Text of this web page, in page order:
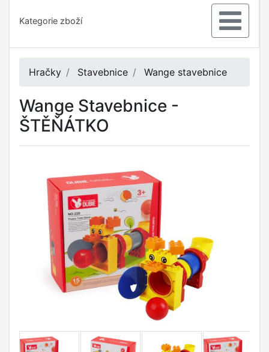
Kategorie zboží
Hračky Stavebnice Wange stavebnice
Wange Stavebnice -
ŠTĚŇÁTKO